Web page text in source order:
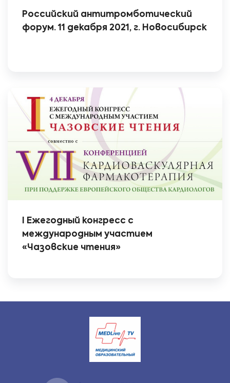
Российский антитромботический
форум. 11 декабря 2021, г. Новосибирск
I Ежегодный конгресс с
международным участием
«Чазовские чтения»